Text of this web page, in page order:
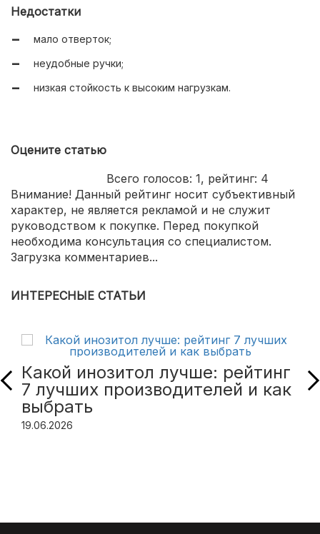
Недостатки
мало отверток;
неудобные ручки;
низкая стойкость к высоким нагрузкам.
Оцените статью
Всего голосов: 1, рейтинг: 4
Внимание! Данный рейтинг носит субъективный
характер, не является рекламой и не служит
руководством к покупке. Перед покупкой
необходима консультация со специалистом.
Загрузка комментариев...
ИНТЕРЕСНЫЕ СТАТЬИ
Какой инозитол лучше: рейтинг
7 лучших производителей и как
выбрать
19.06.2026